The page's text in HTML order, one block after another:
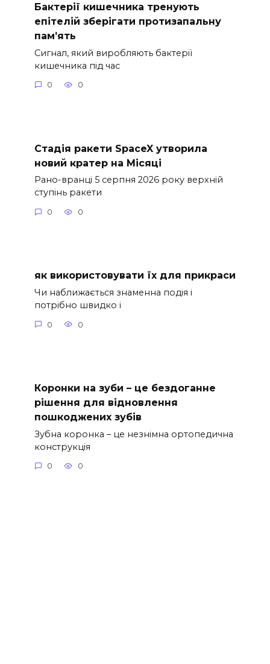
Бактерії кишечника тренують
епітелій зберігати протизапальну
пам’ять
Сигнал, який виробляють бактерії
кишечника під час
0 0
Стадія ракети SpaceX утворила
новий кратер на Місяці
Рано-вранці 5 серпня 2026 року верхній
ступінь ракети
0 0
як використовувати їх для прикраси
Чи наближається знаменна подія і
потрібно швидко і
0 0
Коронки на зуби – це бездоганне
рішення для відновлення
пошкоджених зубів
Зубна коронка – це незнімна ортопедична
конструкція
0 0